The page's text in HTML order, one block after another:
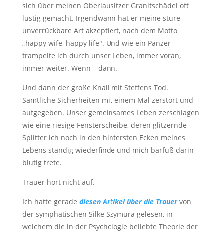
sich über meinen Oberlausitzer Granitschädel oft
lustig gemacht. Irgendwann hat er meine sture
unverrückbare Art akzeptiert, nach dem Motto
„happy wife, happy life". Und wie ein Panzer
trampelte ich durch unser Leben, immer voran,
immer weiter. Wenn – dann.
Und dann der große Knall mit Steffens Tod.
Sämtliche Sicherheiten mit einem Mal zerstört und
aufgegeben. Unser gemeinsames Leben zerschlagen
wie eine riesige Fensterscheibe, deren glitzernde
Splitter ich noch in den hintersten Ecken meines
Lebens ständig wiederfinde und mich barfuß darin
blutig trete.
Trauer hört nicht auf.
Ich hatte gerade diesen Artikel über die Trauervon
der symphatischen Silke Szymura gelesen, in
welchem die in der Psychologie beliebte Theorie der